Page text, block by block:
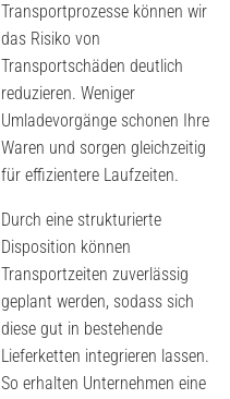
Transportprozesse können wir
das Risiko von
Transportschäden deutlich
reduzieren. Weniger
Umladevorgänge schonen Ihre
Waren und sorgen gleichzeitig
für effizientere Laufzeiten.
Durch eine strukturierte
Disposition können
Transportzeiten zuverlässig
geplant werden, sodass sich
diese gut in bestehende
Lieferketten integrieren lassen.
So erhalten Unternehmen eine